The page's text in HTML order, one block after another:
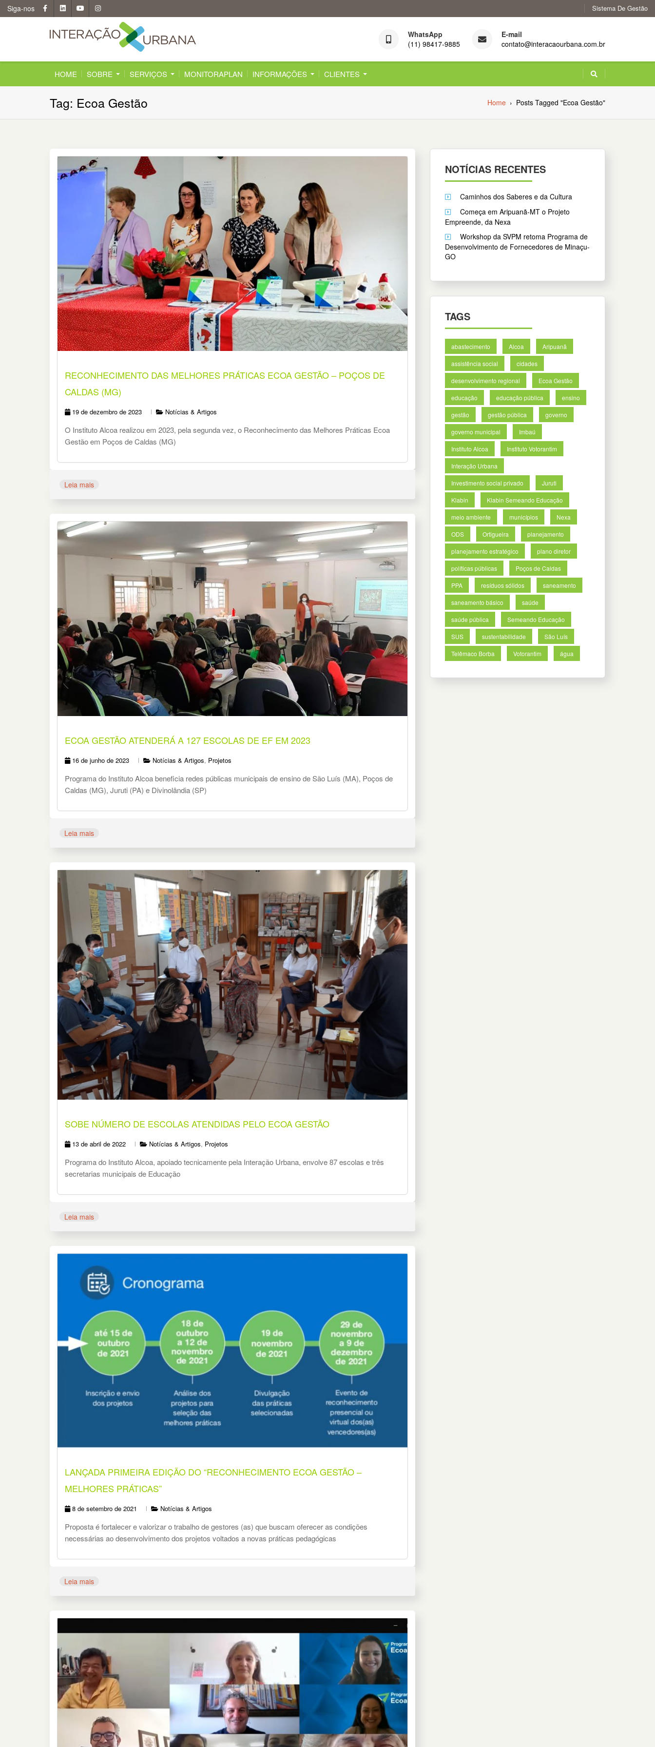
SkipSiga-nos Sistema De Gestão
WhatsApp
(11) 98417-9885
E-mail
contato@interacaourbana.com.br
HOME SOBRE SERVIÇOS MONITORAPLAN INFORMAÇÕES CLIENTES
Tag: Ecoa Gestão Home › Posts Tagged "Ecoa Gestão"
RECONHECIMENTO DAS MELHORES PRÁTICAS ECOA GESTÃO – POÇOS DE
CALDAS (MG)
19 de dezembro de 2023 Notícias & Artigos
O Instituto Alcoa realizou em 2023, pela segunda vez, o Reconhecimento das Melhores Práticas Ecoa
Gestão em Poços de Caldas (MG)
Leia mais
ECOA GESTÃO ATENDERÁ A 127 ESCOLAS DE EF EM 2023
16 de junho de 2023 Notícias & Artigos, Projetos
Programa do Instituto Alcoa beneficia redes públicas municipais de ensino de São Luís (MA), Poços de
Caldas (MG), Juruti (PA) e Divinolândia (SP)
Leia mais
SOBE NÚMERO DE ESCOLAS ATENDIDAS PELO ECOA GESTÃO
13 de abril de 2022 Notícias & Artigos, Projetos
Programa do Instituto Alcoa, apoiado tecnicamente pela Interação Urbana, envolve 87 escolas e três
secretarias municipais de Educação
Leia mais
LANÇADA PRIMEIRA EDIÇÃO DO “RECONHECIMENTO ECOA GESTÃO –
MELHORES PRÁTICAS”
8 de setembro de 2021 Notícias & Artigos
Proposta é fortalecer e valorizar o trabalho de gestores (as) que buscam oferecer as condições
necessárias ao desenvolvimento dos projetos voltados a novas práticas pedagógicas
Leia mais
NOTÍCIAS RECENTES
Caminhos dos Saberes e da Cultura
Começa em Aripuanã-MT o Projeto
Empreende, da Nexa
Workshop da SVPM retoma Programa de
Desenvolvimento de Fornecedores de Minaçu-
GO
TAGS
abastecimento Alcoa Aripuanã
assistência social cidades
desenvolvimento regional Ecoa Gestão
educação educação pública ensino
gestão gestão pública governo
governo municipal Imbaú
Instituto Alcoa Instituto Votorantim
Interação Urbana
Investimento social privado Juruti
Klabin Klabin Semeando Educação
meio ambiente municípios Nexa
ODS Ortigueira planejamento
planejamento estratégico plano diretor
políticas públicas Poços de Caldas
PPA resíduos sólidos saneamento
saneamento básico saúde
saúde pública Semeando Educação
SUS sustentabilidade São Luís
Telêmaco Borba Votorantim água